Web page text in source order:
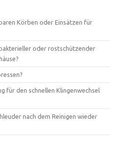
Körben oder Einsätzen für
oder rostschützender
für den schnellen Klingenwechsel
nach dem Reinigen wieder